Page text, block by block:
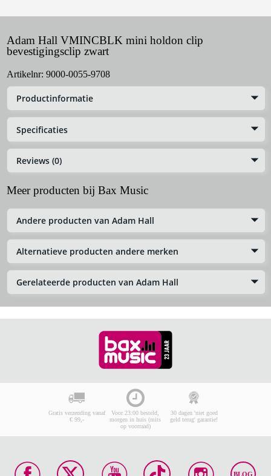
Adam Hall VMINCBLK mini holdon clip
bevestigingsclip zwart
Artikelnr: 9000-0055-9708
Productinformatie
Specificaties
Reviews (0)
Meer producten bij Bax Music
Andere producten van Adam Hall
Alternatieve producten andere merken
Gerelateerde producten van Adam Hall
Gratis verzending vanaf
€ 99,-
Voor 23:00 besteld,
morgen in huis (mits
op voorraad)
30 dagen 'niet goed
geld terug' garantie!
BLOG